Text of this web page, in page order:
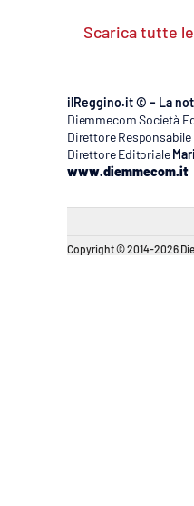
Scarica tutte
ilReggino.it © – La
Diemmecom Società
Direttore Responsabile
Direttore Editoriale
www.diemmecom.it
Copyright © 2014-2026